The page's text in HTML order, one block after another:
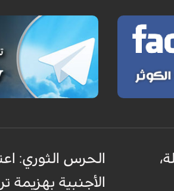
الحرس الثوري:
الأجنبية